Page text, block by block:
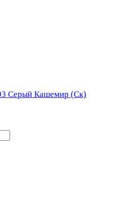
Серый Кашемир (Ск)